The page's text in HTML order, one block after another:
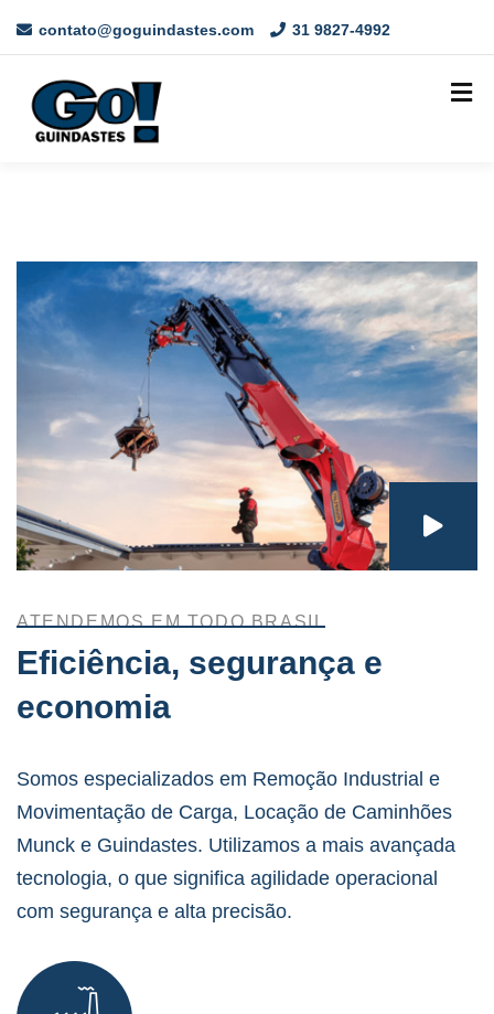
contato@goguindastes.com 31 9827-4992
ATENDEMOS EM TODO BRASIL
Eficiência, segurança e
economia
Somos especializados em Remoção Industrial e
Movimentação de Carga, Locação de Caminhões
Munck e Guindastes. Utilizamos a mais avançada
tecnologia, o que significa agilidade operacional
com segurança e alta precisão.